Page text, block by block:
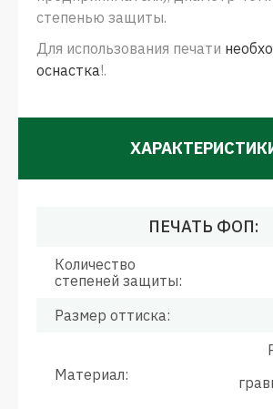
степенью защиты.
Для использования печати
оснастка!.
ПЕЧАТЬ ФОП:
Количество
степеней защиты:
Размер оттиска:
Материал: